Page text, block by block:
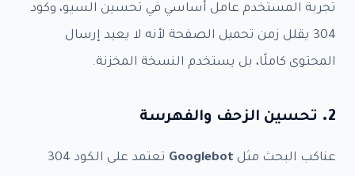
تجربة المستخدم عامل أساسي في تحسين السيو، وكود
304 يقلل زمن تحميل الصفحة لأنه لا يعيد إرسال
المحتوى كاملًا، بل يستخدم النسخة المخزنة.
2. تحسين الزحف والفهرسة
عناكب البحث مثل Googlebot تعتمد على الكود 304